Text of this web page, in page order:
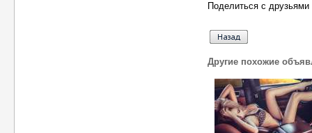
Поделиться с
Другие похожие